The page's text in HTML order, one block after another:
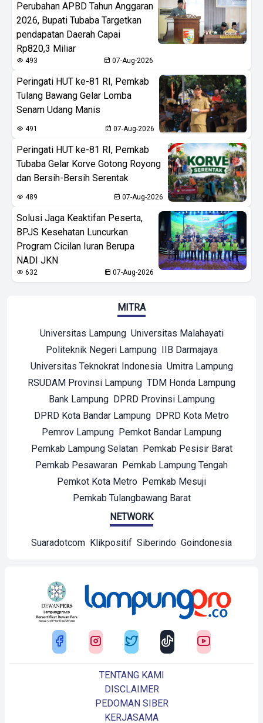
Perubahan APBD Tahun Anggaran
2026, Bupati Tubaba Targetkan
pendapatan Daerah Capai
Rp820,3 Miliar
493 07-Aug-2026
Peringati HUT ke-81 RI, Pemkab
Tulang Bawang Gelar Lomba
Senam Udang Manis
491 07-Aug-2026
Peringati HUT ke-81 RI, Pemkab
Tubaba Gelar Korve Gotong Royong
dan Bersih-Bersih Serentak
489 07-Aug-2026
Solusi Jaga Keaktifan Peserta,
BPJS Kesehatan Luncurkan
Program Cicilan Iuran Berupa
NADI JKN
632 07-Aug-2026
MITRA
Universitas Lampung Universitas Malahayati
Politeknik Negeri Lampung
IIB Darmajaya
Universitas Teknokrat Indonesia Umitra Lampung
RSUDAM Provinsi Lampung TDM Honda Lampung
Bank Lampung
DPRD Provinsi Lampung
DPRD Kota Bandar Lampung DPRD Kota Metro
Pemrov Lampung Pemkot Bandar Lampung
Pemkab Lampung Selatan
Pemkab Pesisir Barat
Pemkab Pesawaran Pemkab Lampung Tengah
Pemkot Kota Metro Pemkab Mesuji
Pemkab Tulangbawang Barat
NETWORK
Suaradotcom Klikpositif Siberindo Goindonesia
TENTANG KAMI
DISCLAIMER
PEDOMAN SIBER
KERJASAMA